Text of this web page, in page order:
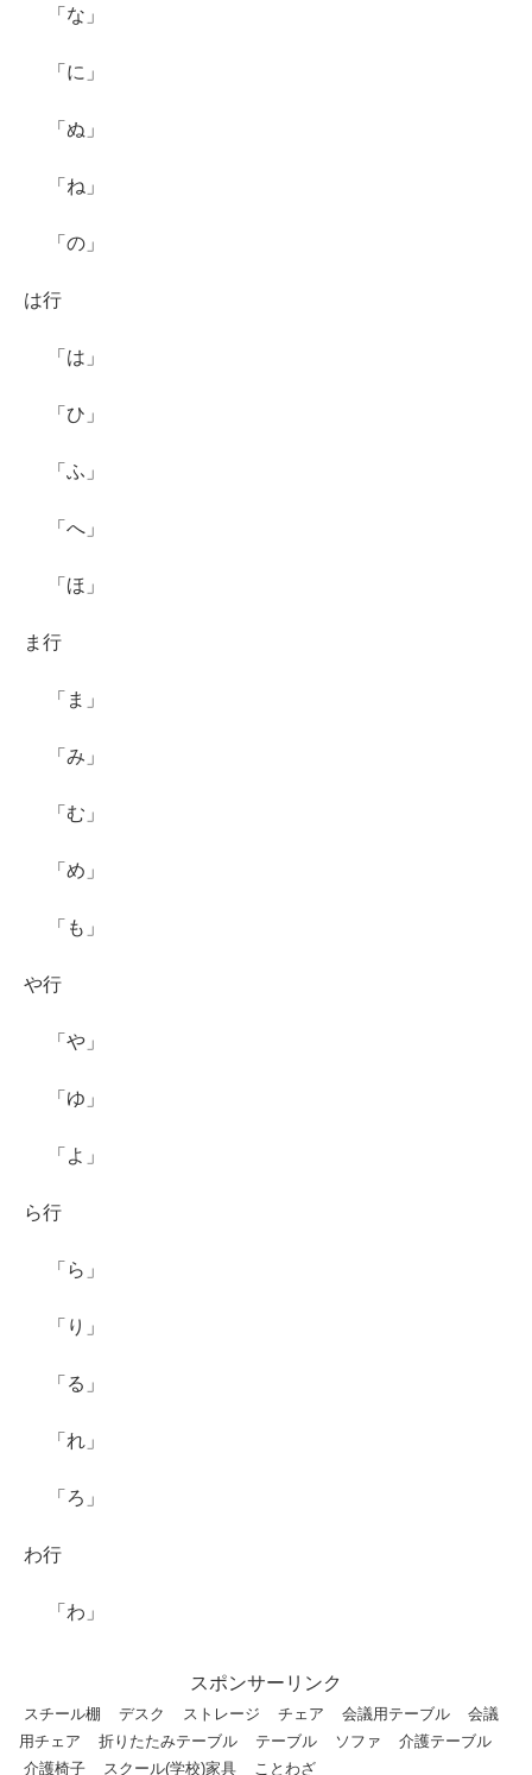
「な」
「に」
「ぬ」
「ね」
「の」
は行
「は」
「ひ」
「ふ」
「へ」
「ほ」
ま行
「ま」
「み」
「む」
「め」
「も」
や行
「や」
「ゆ」
「よ」
ら行
「ら」
「り」
「る」
「れ」
「ろ」
わ行
「わ」
スポンサーリンク
スチール棚 デスク ストレージ チェア 会議用テーブル
会議
用チェア
折りたたみテーブル テーブル ソファ
介護テーブル
介護椅子
スクール(学校)家具 ことわざ